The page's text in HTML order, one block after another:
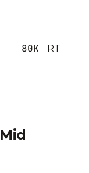
80K RT
Mid